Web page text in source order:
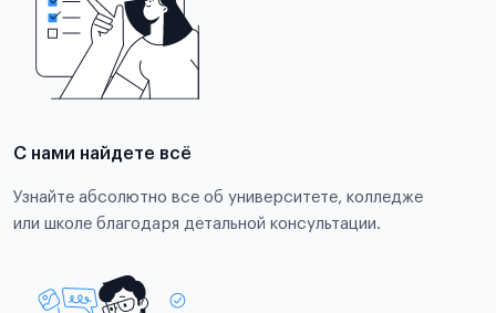
С нами найдете всё
Узнайте абсолютно все об университете, колледже
или школе благодаря детальной консультации.